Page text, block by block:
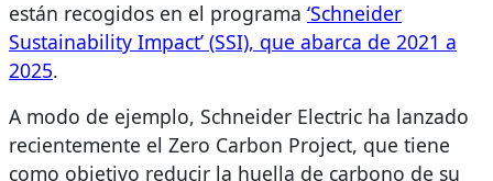
están recogidos en el programa ‘Schneider
Sustainability Impact’ (SSI), que abarca de 2021 a
2025.
A modo de ejemplo, Schneider Electric ha lanzado
recientemente el Zero Carbon Project, que tiene
como objetivo reducir la huella de carbono de su